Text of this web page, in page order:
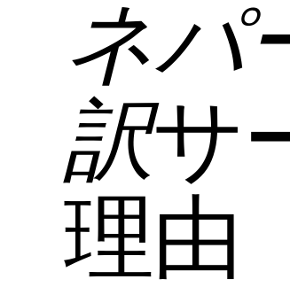
ネパ
訳サ
理由